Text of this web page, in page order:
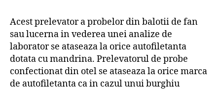
Acest prelevator a probelor din balotii de fan
sau lucerna in vederea unei analize de
laborator se ataseaza la orice autofiletanta
dotata cu mandrina. Prelevatorul de probe
confectionat din otel se ataseaza la orice marca
de autofiletanta ca in cazul unui burghiu